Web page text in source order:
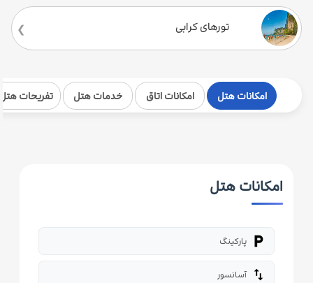
تورهای کرابی
امکانات هتل امکانات اتاق خدمات هتل تفریحات
امکانات هتل
local_parking پارکینگ
import_export آسانسور